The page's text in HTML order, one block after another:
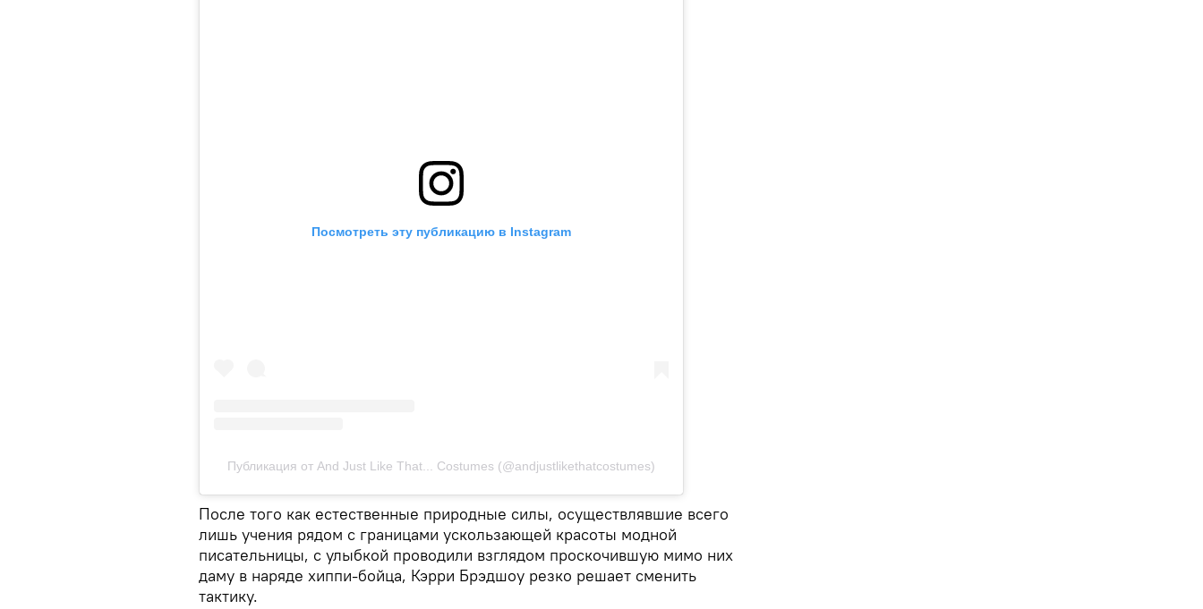
Посмотреть эту публикацию в Instagram
Публикация от And Just Like That... Costumes (@andjustlikethatcostumes)
После того как естественные природные силы, осуществлявшие всего
лишь учения рядом с границами ускользающей красоты модной
писательницы, с улыбкой проводили взглядом проскочившую мимо них
даму в наряде хиппи-бойца, Кэрри Брэдшоу резко решает сменить
тактику.